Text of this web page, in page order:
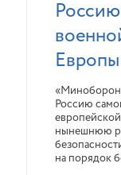
Европы
Россию
нынешнюю
на порядок